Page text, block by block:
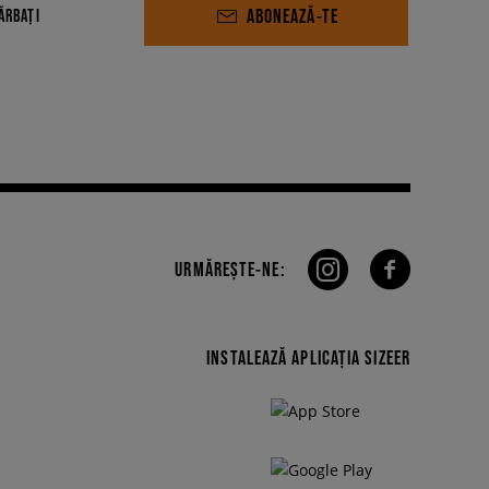
ABONEAZĂ-TE
URMĂREȘTE-NE:
INSTALEAZĂ APLICAȚIA SIZEER